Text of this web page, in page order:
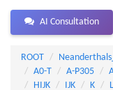
AI Consultation
ROOT
A0-T
A-P305
HIJK
IJK K